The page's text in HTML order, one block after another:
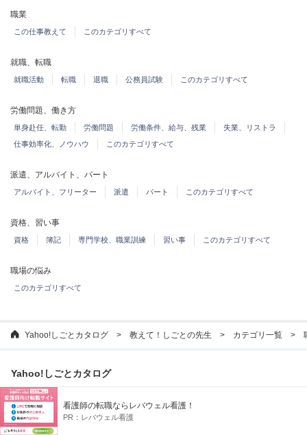
職業
この仕事教えて このカテゴリすべて
就職、転職
就職活動 転職 退職 公務員試験 このカテゴリすべて
労働問題、働き方
単身赴任、転勤 労働問題 労働条件、給与、残業
失業、リストラ
仕事効率化、ノウハウ
このカテゴリすべて
派遣、アルバイト、パート
アルバイト、フリーター 派遣 パート このカテゴリすべて
資格、習い事
資格 簿記 専門学校、職業訓練 習い事 このカテゴリすべて
職場の悩み
このカテゴリすべて
Yahoo!しごとカタログ 教えて！しごとの先生 カテゴリ一覧
看護師の転職ならレバウェル看護！
PR： レバウェル看護
Yahoo!しごとカタログ
登録情報
スカウトメッセージ
マイページ Web履歴書 配信設定
仕事を見つける